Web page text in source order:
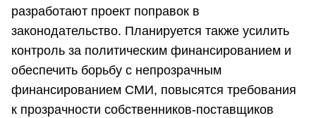
разработают проект поправок в
законодательство. Планируется также усилить
контроль за политическим финансированием и
обеспечить борьбу с непрозрачным
финансированием СМИ, повысятся требования
к прозрачности собственников-поставщиков